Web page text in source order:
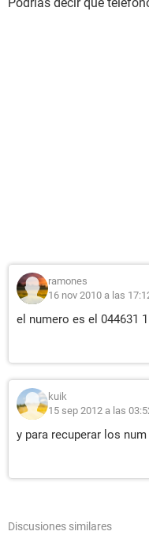
ramones
16 nov 2010 a las
el numero es el 044631
kuik
15 sep 2012 a las
y para recuperar los
Discusiones similares